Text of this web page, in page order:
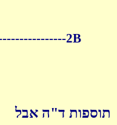
2B
תוספות ד"ה אבל